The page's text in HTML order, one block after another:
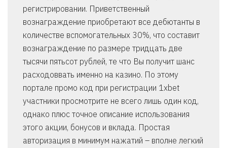
регистрировании. Приветственный
вознаграждение приобретают все дебютанты в
количестве вспомогательных 30%, что составит
вознаграждение по размере тридцать две
тысячи пятьсот рублей, те что Вы получит шанс
расходоввать именно на казино. По этому
портале промо код при регистрации 1xbet
участники просмотрите не всего лишь один код,
однако плюс точное описание использования
этого акции, бонусов и вклада. Простая
авторизация в минимум нажатий – вполне легкий